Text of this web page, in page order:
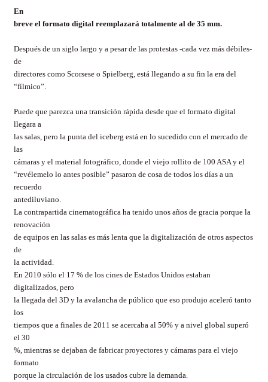
En
breve el formato digital reemplazará totalmente al de 35 mm.
Después de un siglo largo y a pesar de las protestas -cada vez más débiles-
de
directores como Scorsese o Spielberg, está llegando a su fin la era del
“fílmico”.
Puede que parezca una transición rápida desde que el formato digital
llegara a
las salas, pero la punta del iceberg está en lo sucedido con el mercado de
las
cámaras y el material fotográfico, donde el viejo rollito de 100 ASA y el
“revélemelo lo antes posible” pasaron de cosa de todos los días a un
recuerdo
antediluviano.
La contrapartida cinematográfica ha tenido unos años de gracia porque la
renovación
de equipos en las salas es más lenta que la digitalización de otros aspectos
de
la actividad.
En 2010 sólo el 17 % de los cines de Estados Unidos estaban
digitalizados, pero
la llegada del 3D y la avalancha de público que eso produjo aceleró tanto
los
tiempos que a finales de 2011 se acercaba al 50% y a nivel global superó
el 30
%, mientras se dejaban de fabricar proyectores y cámaras para el viejo
formato
porque la circulación de los usados cubre la demanda.